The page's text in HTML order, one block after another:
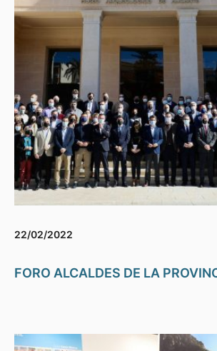
22/02/2022
FORO ALCALDES DE LA